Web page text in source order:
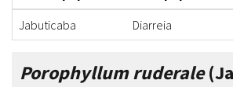
Jabuticaba
Diarreia
Porophyllum ruderale